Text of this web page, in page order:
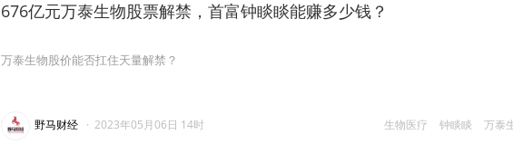
676亿元万泰生物股票解禁，首富钟睒睒能赚多少钱？
万泰生物股价能否扛住天量解禁？
生物医疗 钟睒睒 万泰
野马财经 · 2023年05月06日 14时